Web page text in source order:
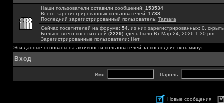
Наши пользователи оставили сообщений: 153534
Всего зарегистрированных пользователей: 1738
Последний зарегистрированный пользователь: Tamara
Сейчас посетителей на форуме: 54 , из них зарегистрированных: 0,
Больше всего посетителей (2229) здесь было Вт Мар 24, 2026 1:30 pm
Зарегистрированные пользователи: Нет
Эти данные основаны на активности пользователей за последние пять минут
Вход
Имя: Пароль:
Новые сообщения